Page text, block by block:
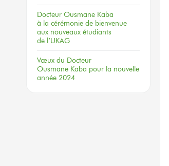
Docteur Ousmane Kaba
à la cérémonie de bienvenue
aux nouveaux étudiants
de l’UKAG
Vœux du Docteur
Ousmane Kaba pour la nouvelle
année 2024